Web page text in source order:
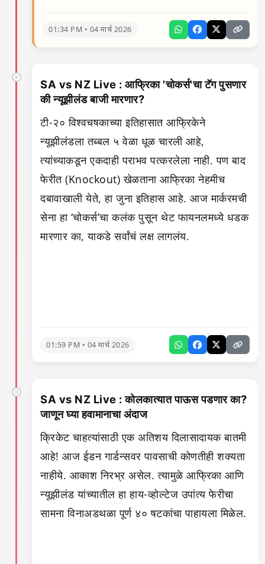
01:34 PM • 04 मार्च 2026
SA vs NZ Live : आफ्रिका 'चोकर्स'चा टॅग पुसणार
की न्यूझीलंड बाजी मारणार?
टी-२० विश्वचषकाच्या इतिहासात आफ्रिकेने
न्यूझीलंडला तब्बल ५ वेळा धूळ चारली आहे,
त्यांच्याकडून एकदाही पराभव पत्करलेला नाही. पण बाद
फेरीत (Knockout) खेळताना आफ्रिका नेहमीच
दबावाखाली येते, हा जुना इतिहास आहे. आज मार्करमची
सेना हा ‘चोकर्स’चा कलंक पुसून थेट फायनलमध्ये धडक
मारणार का, याकडे सर्वांचं लक्ष लागलंय.
01:59 PM • 04 मार्च 2026
SA vs NZ Live : कोलकात्यात पाऊस पडणार का?
जाणून घ्या हवामानाचा अंदाज
क्रिकेट चाहत्यांसाठी एक अतिशय दिलासादायक बातमी
आहे! आज ईडन गार्डन्सवर पावसाची कोणतीही शक्यता
नाहीये. आकाश निरभ्र असेल. त्यामुळे आफ्रिका आणि
न्यूझीलंड यांच्यातील हा हाय-व्होल्टेज उपांत्य फेरीचा
सामना विनाअडथळा पूर्ण ४० षटकांचा पाहायला मिळेल.